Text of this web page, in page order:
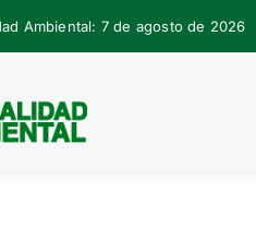
Ambiental: 7 de agosto de 2026